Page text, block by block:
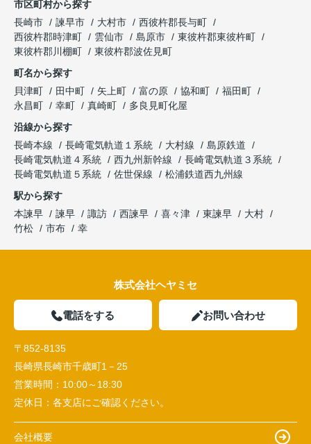
市区町村から探す
長崎市
諫早市 大村市
西彼杵郡長与町
西彼杵郡時津町
雲仙市 島原市
東彼杵郡東彼杵町
東彼杵郡川棚町
東彼杵郡波佐見町
町名から探す
貝津町
田中町 矢上町 富の原 協和町
福田町
永昌町
幸町 真崎町
多良見町化屋
沿線から探す
長崎本線
長崎電気軌道１系統 大村線
島原鉄道
長崎電気軌道４系統
西九州新幹線
長崎電気軌道３系統
長崎電気軌道５系統
佐世保線
松浦鉄道西九州線
駅から探す
本諫早
諫早 諏訪 西諫早 喜々津 東諫早
大村
竹松
市布 幸
株式会社ヘヤミセ
電話をする お問い合わせ
〒852-8135
長崎県長崎市千歳町1－25
営業時間： 10:00～18:30
定休日： 各支店にご確認ください。
会社概要